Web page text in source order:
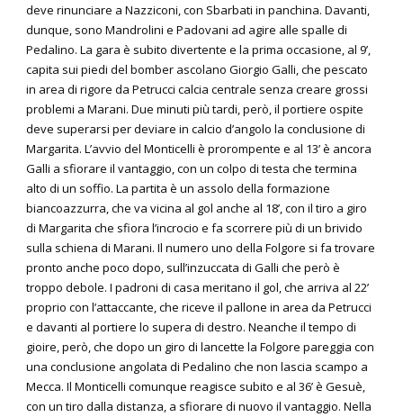
deve rinunciare a Nazziconi, con Sbarbati in panchina. Davanti,
dunque, sono Mandrolini e Padovani ad agire alle spalle di
Pedalino. La gara è subito divertente e la prima occasione, al 9’,
capita sui piedi del bomber ascolano Giorgio Galli, che pescato
in area di rigore da Petrucci calcia centrale senza creare grossi
problemi a Marani. Due minuti più tardi, però, il portiere ospite
deve superarsi per deviare in calcio d’angolo la conclusione di
Margarita. L’avvio del Monticelli è prorompente e al 13’ è ancora
Galli a sfiorare il vantaggio, con un colpo di testa che termina
alto di un soffio. La partita è un assolo della formazione
biancoazzurra, che va vicina al gol anche al 18’, con il tiro a giro
di Margarita che sfiora l’incrocio e fa scorrere più di un brivido
sulla schiena di Marani. Il numero uno della Folgore si fa trovare
pronto anche poco dopo, sull’inzuccata di Galli che però è
troppo debole. I padroni di casa meritano il gol, che arriva al 22’
proprio con l’attaccante, che riceve il pallone in area da Petrucci
e davanti al portiere lo supera di destro. Neanche il tempo di
gioire, però, che dopo un giro di lancette la Folgore pareggia con
una conclusione angolata di Pedalino che non lascia scampo a
Mecca. Il Monticelli comunque reagisce subito e al 36’ è Gesuè,
con un tiro dalla distanza, a sfiorare di nuovo il vantaggio. Nella